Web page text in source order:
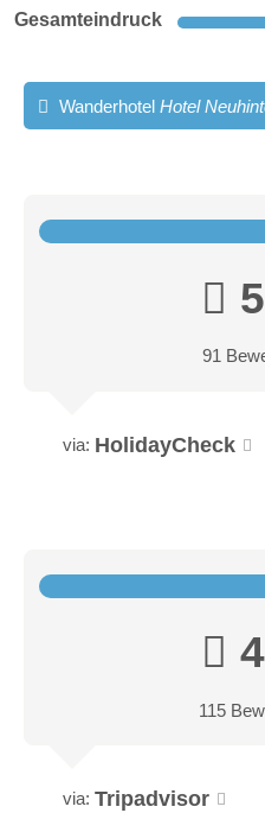
Gesamteindruck
Wanderhotel Hotel
91
via: HolidayCheck
115
via: Tripadvisor